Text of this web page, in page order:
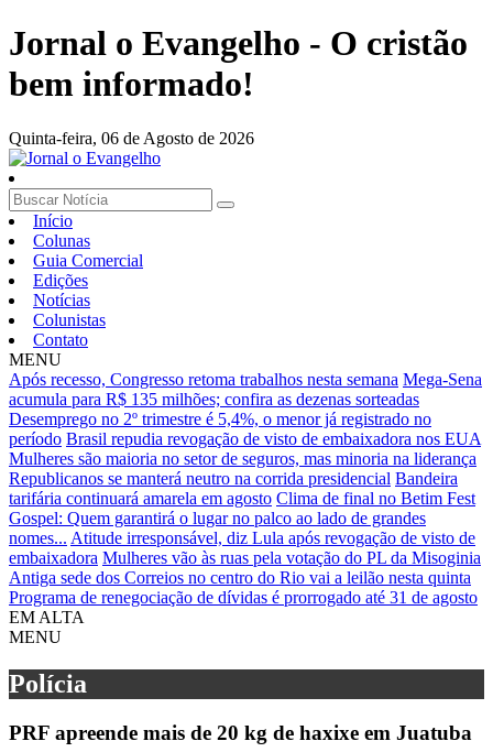
Jornal o Evangelho - O cristão
bem informado!
Quinta-feira, 06 de Agosto de 2026
Início
Colunas
Guia Comercial
Edições
Notícias
Colunistas
Contato
MENU
Após recesso, Congresso retoma trabalhos nesta semana Mega-Sena
acumula para R$ 135 milhões; confira as dezenas sorteadas
Desemprego no 2º trimestre é 5,4%, o menor já registrado no
período Brasil repudia revogação de visto de embaixadora nos EUA
Mulheres são maioria no setor de seguros, mas minoria na liderança
Republicanos se manterá neutro na corrida presidencial Bandeira
tarifária continuará amarela em agosto Clima de final no Betim Fest
Gospel: Quem garantirá o lugar no palco ao lado de grandes
nomes... Atitude irresponsável, diz Lula após revogação de visto de
embaixadora Mulheres vão às ruas pela votação do PL da Misoginia
Antiga sede dos Correios no centro do Rio vai a leilão nesta quinta
Programa de renegociação de dívidas é prorrogado até 31 de agosto
EM ALTA
MENU
Polícia
PRF apreende mais de 20 kg de haxixe em Juatuba